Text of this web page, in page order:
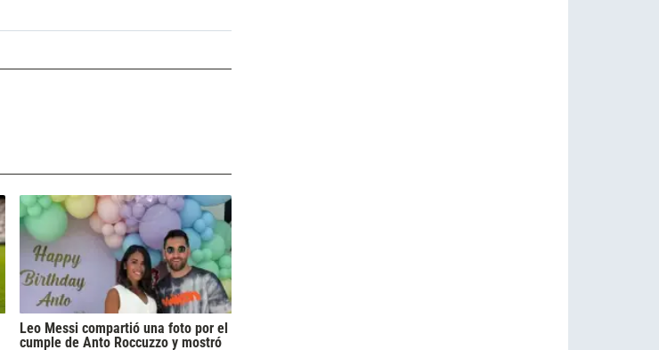
Leo Messi compartió una foto por el
cumple de Anto Roccuzzo y mostró